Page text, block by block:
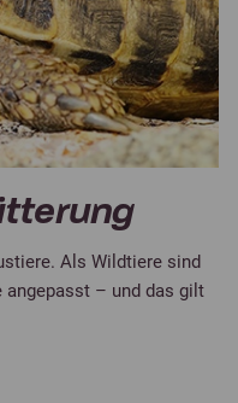
Als Wildtiere sind
angepasst – und das gilt